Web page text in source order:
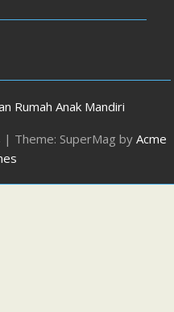
Rumah Anak Mandiri
| Theme: SuperMag by Acme